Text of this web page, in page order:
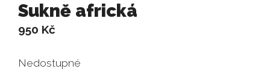
Sukně africká
950 Kč
Nedostupné